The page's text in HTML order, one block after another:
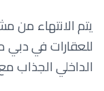
يتم الانتهاء من
للعقارات في دبي
الداخلي الجذاب مع